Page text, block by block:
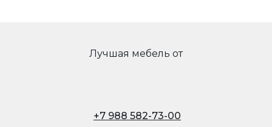
+7 988 582-73-00
Лучшая мебель от